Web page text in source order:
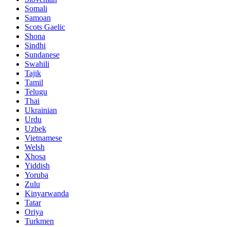
Somali
Samoan
Scots Gaelic
Shona
Sindhi
Sundanese
Swahili
Tajik
Tamil
Telugu
Thai
Ukrainian
Urdu
Uzbek
Vietnamese
Welsh
Xhosa
Yiddish
Yoruba
Zulu
Kinyarwanda
Tatar
Oriya
Turkmen